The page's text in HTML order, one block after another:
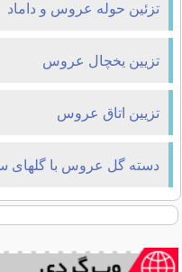
تزئین حوله عروس و داماد
تزيين يخچال عروس
تزیین اتاق عروس
دسته گل عروس با گلهای